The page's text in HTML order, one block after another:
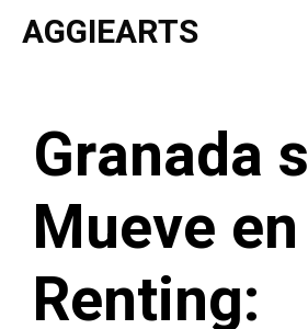
Saltar
AGGIEARTS
Granada
Mueve en
Renting: